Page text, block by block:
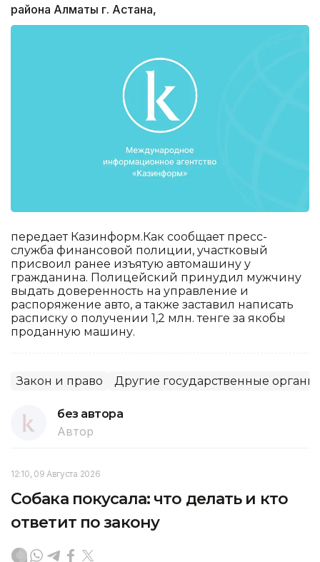
района Алматы г. Астана,
передает Казинформ.Как сообщает пресс-
служба финансовой полиции, участковый
присвоил ранее изъятую автомашину у
гражданина. Полицейский принудил мужчину
выдать доверенность на управление и
распоряжение авто, а также заставил написать
расписку о получении 1,2 млн. тенге за якобы
проданную машину.
Закон и право Другие государственные органы
без автора
Автор
12:10, 09 Августа 2026
Собака покусала: что делать и кто
ответит по закону